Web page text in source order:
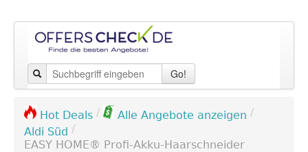
Go!
Hot Deals / Alle Angebote anzeigen /
Aldi Süd /
EASY HOME® Profi-Akku-Haarschneider